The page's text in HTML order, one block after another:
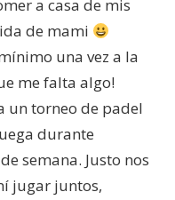
a casa de mis
de mami
una vez a la
me falta algo!
un torneo de padel
durante
semana. Justo nos
jugar juntos,